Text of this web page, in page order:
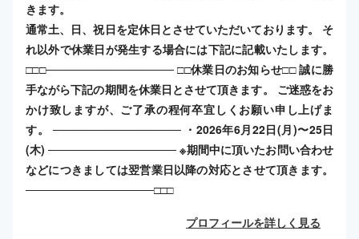
きます。
通常土、日、祝日を定休日とさせていただいております。 そ
れ以外で休業日が発生する場合には下記に記載いたします。
□□□──────────────── □□休業日のお知らせ□□ 誠に勝
手ながら下記の期間を休業日とさせて頂きます。 ご迷惑をお
かけ致しますが、ご了承の程何卒宜しくお願い申し上げま
す。 ──────────────── ・2026年6月22日(月)〜25日
(木) ──────────────── ※期間中に頂いたお問い合わせ
などにつきましては翌営業日以降の対応とさせて頂きます。
────────────────□□□
プロフィールを詳しく見る